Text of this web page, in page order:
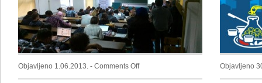
Objavljeno 1.06.2013. - Comments Offon
Počeo
Objavljeno